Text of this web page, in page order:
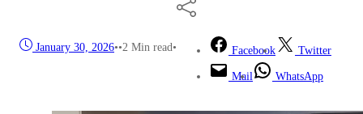
January 30, 2026••2 Min read• Facebook Twitter
Mail WhatsApp